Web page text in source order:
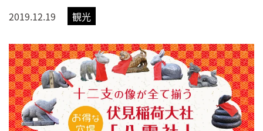
2019.12.19 観光